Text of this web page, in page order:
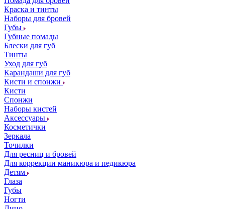
Краска и тинты
Наборы для бровей
Губы
Губные помады
Блески для губ
Тинты
Уход для губ
Карандаши для губ
Кисти и спонжи
Кисти
Спонжи
Наборы кистей
Аксессуары
Косметички
Зеркала
Точилки
Для ресниц и бровей
Для коррекции маникюра и педикюра
Детям
Глаза
Губы
Ногти